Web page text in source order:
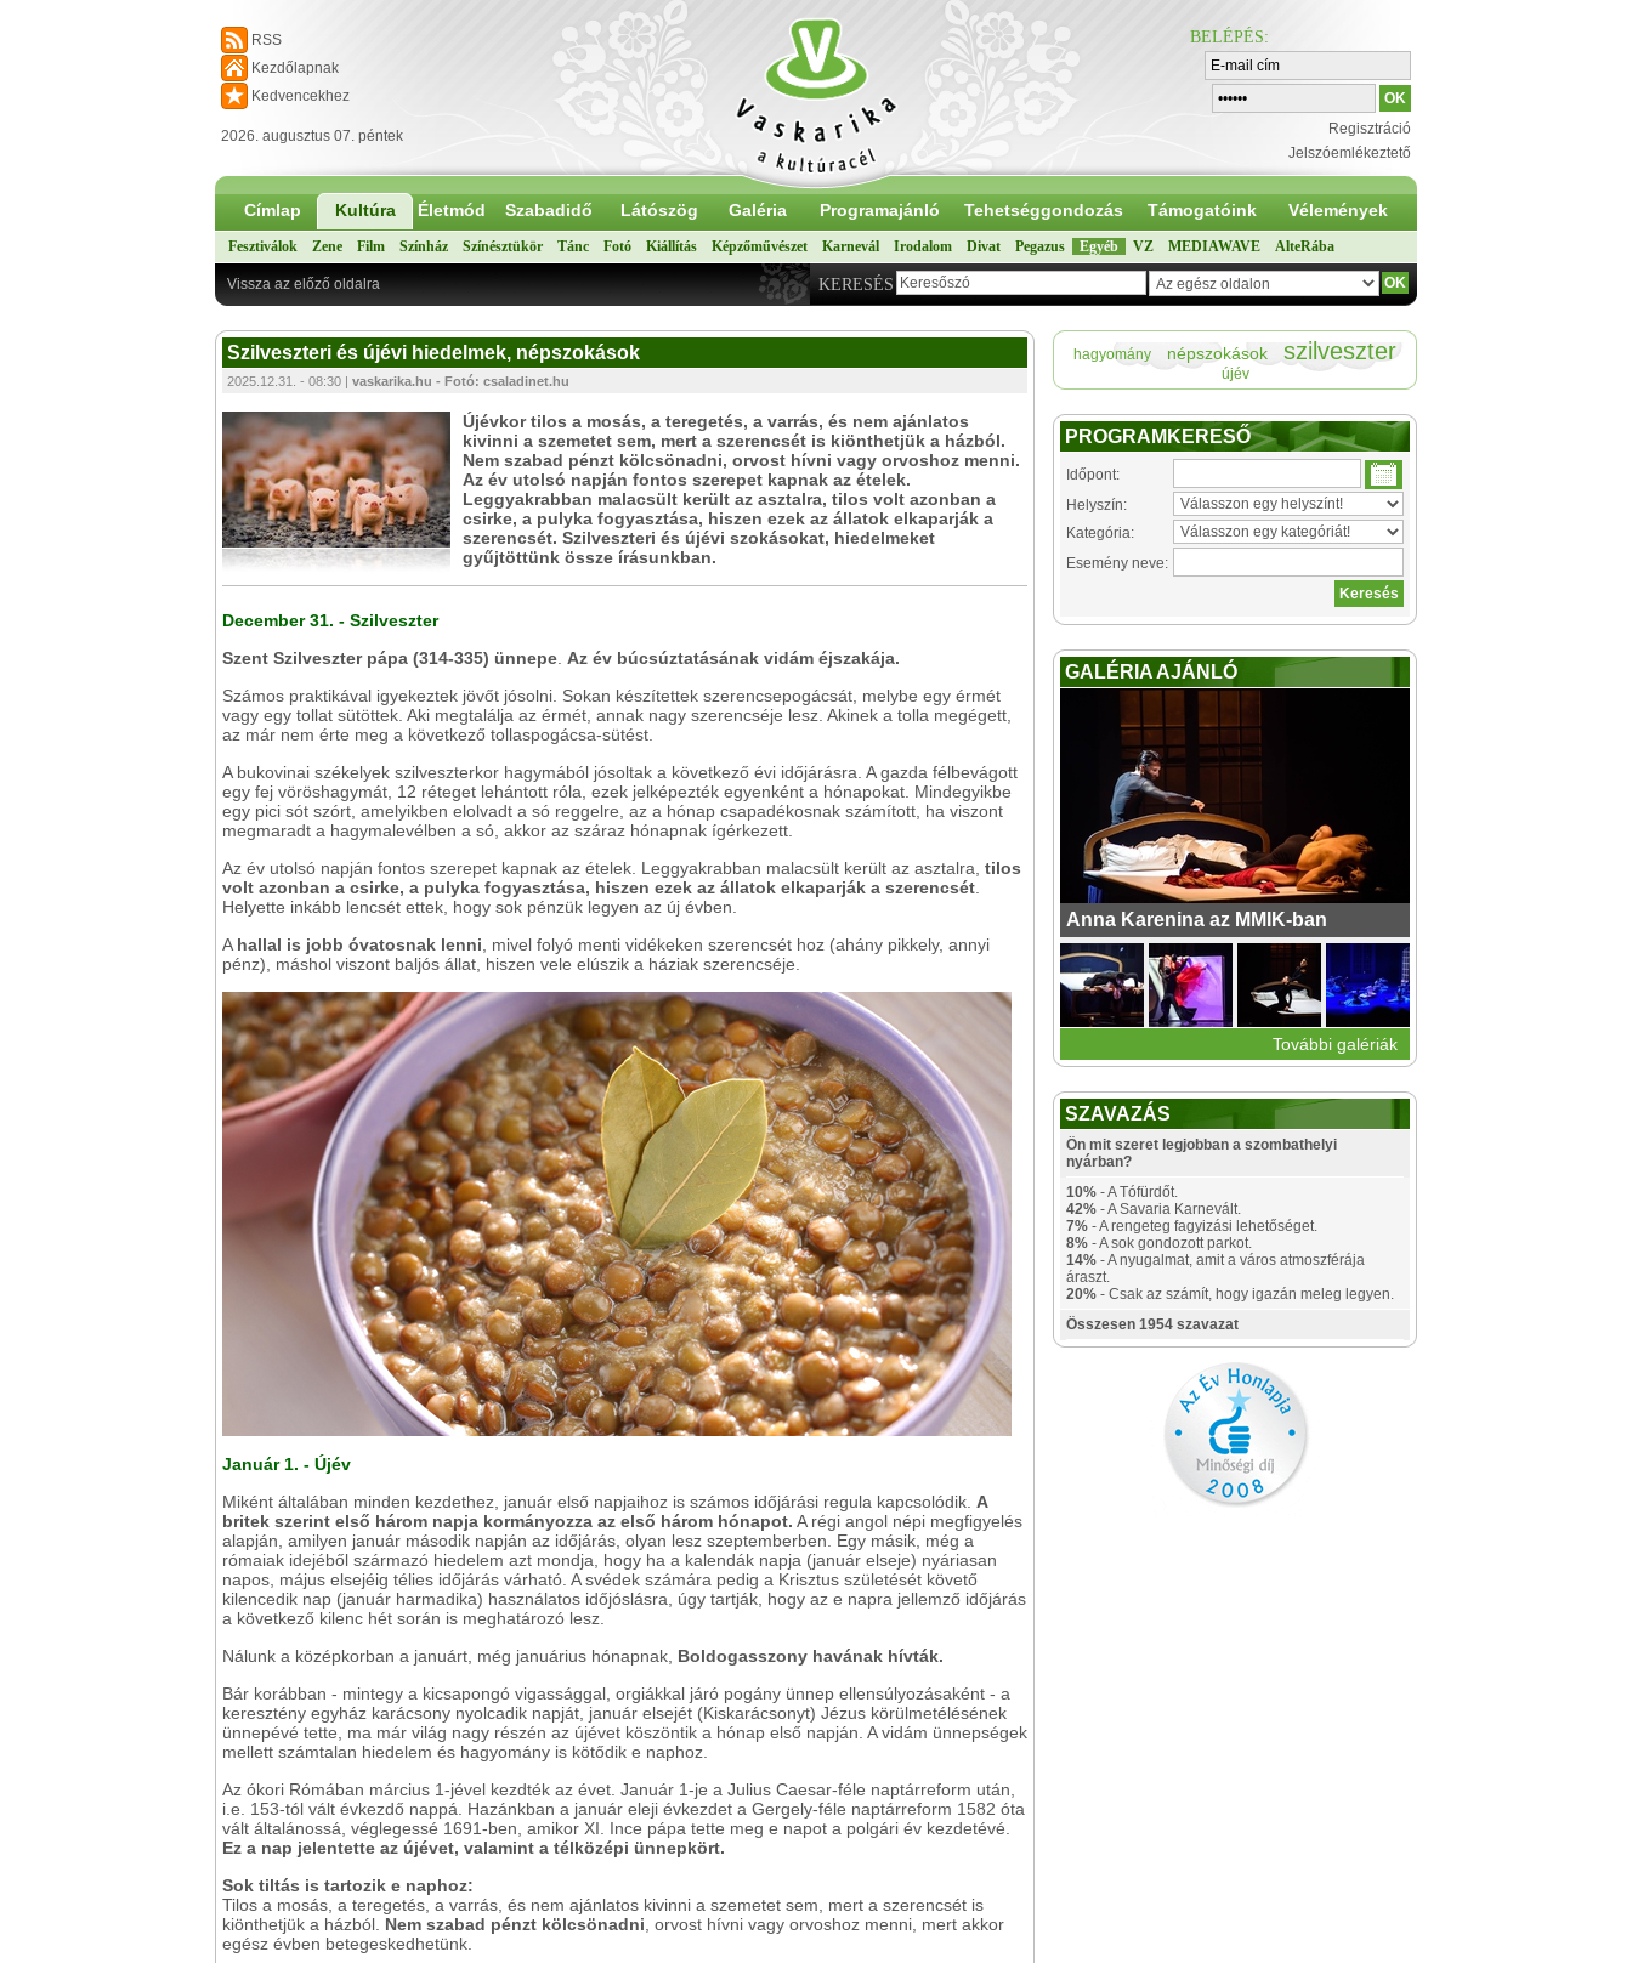
RSS
Kezdőlapnak
Kedvencekhez
2026. augusztus 07. péntek
BELÉPÉS:
Regisztráció
Jelszóemlékeztető
Címlap Kultúra Életmód Szabadidő Látószög Galéria Programajánló Tehetséggondozás Támogatóink Vélemények
Fesztiválok Zene Film Színház Színésztükör Tánc Fotó Kiállítás Képzőművészet Karnevál Irodalom Divat Pegazus Egyéb VZ MEDIAWAVE AlteRába
KERESÉS
Vissza az előző oldalra
Szilveszteri és újévi hiedelmek, népszokások
2025.12.31. - 08:30 | vaskarika.hu - Fotó: csaladinet.hu
Újévkor tilos a mosás, a teregetés, a varrás, és nem ajánlatos
kivinni a szemetet sem, mert a szerencsét is kiönthetjük a házból.
Nem szabad pénzt kölcsönadni, orvost hívni vagy orvoshoz menni.
Az év utolsó napján fontos szerepet kapnak az ételek.
Leggyakrabban malacsült került az asztalra, tilos volt azonban a
csirke, a pulyka fogyasztása, hiszen ezek az állatok elkaparják a
szerencsét. Szilveszteri és újévi szokásokat, hiedelmeket
gyűjtöttünk össze írásunkban.
December 31. - Szilveszter
Szent Szilveszter pápa (314-335) ünnepe Az év búcsúztatásának vidám éjszakája.
Számos praktikával igyekeztek jövőt jósolni. Sokan készítettek szerencsepogácsát, melybe egy érmét
vagy egy tollat sütöttek. Aki megtalálja az érmét, annak nagy szerencséje lesz. Akinek a tolla megégett,
az már nem érte meg a következő tollaspogácsa-sütést.
A bukovinai székelyek szilveszterkor hagymából jósoltak a következő évi időjárásra. A gazda félbevágott
egy fej vöröshagymát, 12 réteget lehántott róla, ezek jelképezték egyenként a hónapokat. Mindegyikbe
egy pici sót szórt, amelyikben elolvadt a só reggelre, az a hónap csapadékosnak számított, ha viszont
megmaradt a hagymalevélben a só, akkor az száraz hónapnak ígérkezett.
Az év utolsó napján fontos szerepet kapnak az ételek. Leggyakrabban malacsült került az asztalra, tilos
volt azonban a csirke, a pulyka fogyasztása, hiszen ezek az állatok elkaparják a szerencsét
Helyette inkább lencsét ettek, hogy sok pénzük legyen az új évben.
A hallal is jobb óvatosnak lenni , mivel folyó menti vidékeken szerencsét hoz (ahány pikkely, annyi
pénz), máshol viszont baljós állat, hiszen vele elúszik a háziak szerencséje.
Január 1. - Újév
Miként általában minden kezdethez, január első napjaihoz is számos időjárási regula kapcsolódik. A
britek szerint első három napja kormányozza az első három hónapot. A régi angol népi megfigyelés
alapján, amilyen január második napján az időjárás, olyan lesz szeptemberben. Egy másik, még a
rómaiak idejéből származó hiedelem azt mondja, hogy ha a kalendák napja (január elseje) nyáriasan
napos, május elsejéig télies időjárás várható. A svédek számára pedig a Krisztus születését követő
kilencedik nap (január harmadika) használatos időjóslásra, úgy tartják, hogy az e napra jellemző időjárás
a következő kilenc hét során is meghatározó lesz.
Nálunk a középkorban a januárt, még januárius hónapnak, Boldogasszony havának hívták.
Bár korábban - mintegy a kicsapongó vigassággal, orgiákkal járó pogány ünnep ellensúlyozásaként - a
keresztény egyház karácsony nyolcadik napját, január elsejét (Kiskarácsonyt) Jézus körülmetélésének
ünnepévé tette, ma már világ nagy részén az újévet köszöntik a hónap első napján. A vidám ünnepségek
mellett számtalan hiedelem és hagyomány is kötődik e naphoz.
Az ókori Rómában március 1-jével kezdték az évet. Január 1-je a Julius Caesar-féle naptárreform után,
i.e. 153-tól vált évkezdő nappá. Hazánkban a január eleji évkezdet a Gergely-féle naptárreform 1582 óta
vált általánossá, véglegessé 1691-ben, amikor XI. Ince pápa tette meg e napot a polgári év kezdetévé.
Ez a nap jelentette az újévet, valamint a télközépi ünnepkört.
Sok tiltás is tartozik e naphoz:
Tilos a mosás, a teregetés, a varrás, és nem ajánlatos kivinni a szemetet sem, mert a szerencsét is
kiönthetjük a házból. Nem szabad pénzt kölcsönadni , orvost hívni vagy orvoshoz menni, mert akkor
egész évben betegeskedhetünk.
hagyomány népszokások szilveszter
újév
PROGRAMKERESŐ
Időpont:
Helyszín:
Kategória:
Esemény neve:
GALÉRIA AJÁNLÓ
Anna Karenina az MMIK-ban
További galériák
SZAVAZÁS
Ön mit szeret legjobban a szombathelyi
nyárban?
10% - A Tófürdőt.
42% - A Savaria Karnevált.
7% - A rengeteg fagyizási lehetőséget.
8% - A sok gondozott parkot.
14% - A nyugalmat, amit a város atmoszférája
áraszt.
20% - Csak az számít, hogy igazán meleg legyen.
Összesen 1954 szavazat